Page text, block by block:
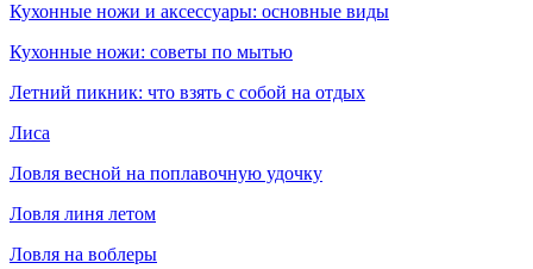
Кухонные ножи и аксессуары: основные виды
Кухонные ножи: советы по мытью
Летний пикник: что взять с собой на отдых
Лиса
Ловля весной на поплавочную удочку
Ловля линя летом
Ловля на воблеры